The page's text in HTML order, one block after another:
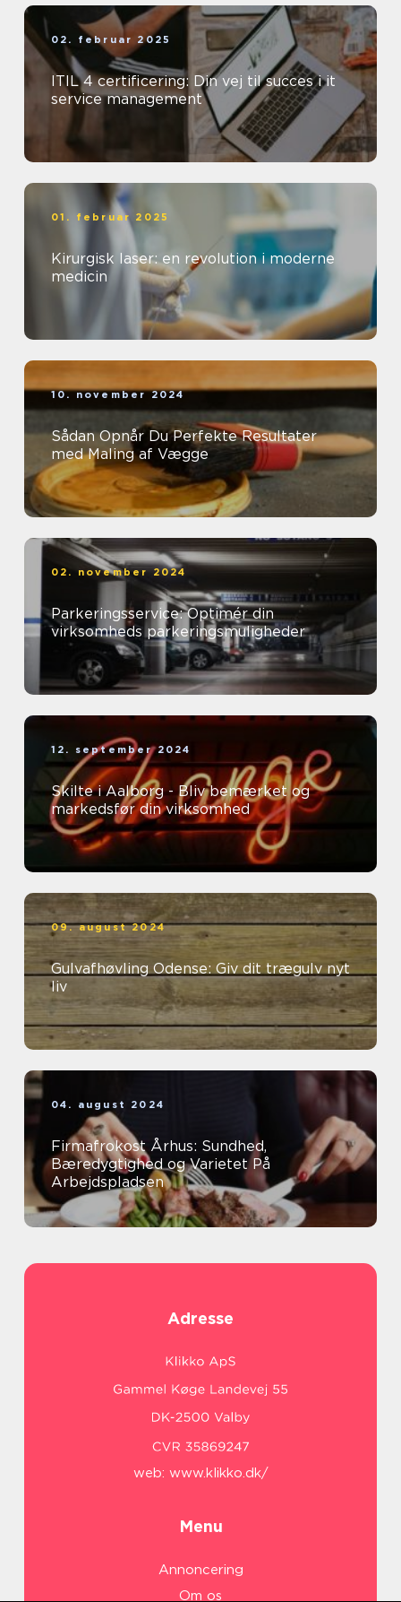
02. februar 2025
ITIL 4 certificering: Din vej til succes i it
service management
01. februar 2025
Kirurgisk laser: en revolution i moderne
medicin
10. november 2024
Sådan Opnår Du Perfekte Resultater
med Maling af Vægge
02. november 2024
Parkeringsservice: Optimér din
virksomheds parkeringsmuligheder
12. september 2024
Skilte i Aalborg - Bliv bemærket og
markedsfør din virksomhed
09. august 2024
Gulvafhøvling Odense: Giv dit trægulv nyt
liv
04. august 2024
Firmafrokost Århus: Sundhed,
Bæredygtighed og Varietet På
Arbejdspladsen
Adresse
web: www.klikko.dk/
Menu
Annoncering
Om os